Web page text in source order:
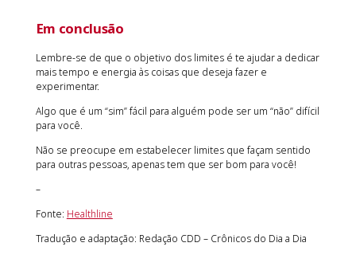
Em conclusão
Lembre-se de que o objetivo dos limites é te ajudar a dedicar
mais tempo e energia às coisas que deseja fazer e
experimentar.
Algo que é um “sim” fácil para alguém pode ser um “não” difícil
para você.
Não se preocupe em estabelecer limites que façam sentido
para outras pessoas, apenas tem que ser bom para você!
–
Fonte: Healthline
Tradução e adaptação: Redação CDD – Crônicos do Dia a Dia